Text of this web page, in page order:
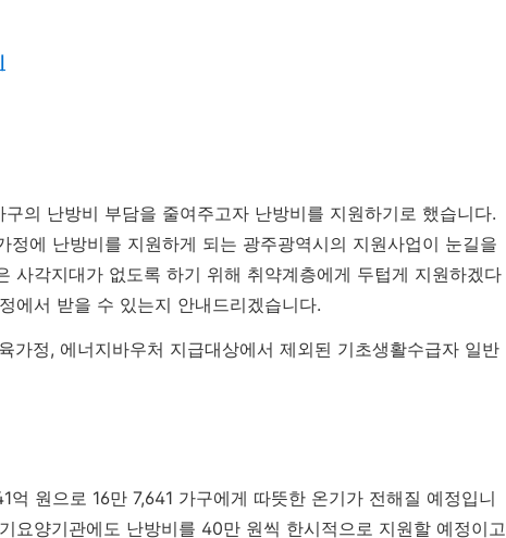
의 난방비 부담을 줄여주고자 난방비를 지원하기로 했습니다.
정에 난방비를 지원하게 되는 광주광역시의 지원사업이 눈길을
사각지대가 없도록 하기 위해 취약계층에게 두텁게 지원하겠다
에서 받을 수 있는지 안내드리겠습니다.
가정, 에너지바우처 지급대상에서 제외된 기초생활수급자 일반
원으로 16만 7,641 가구에게 따뜻한 온기가 전해질 예정입니
요양기관에도 난방비를 40만 원씩 한시적으로 지원할 예정이고